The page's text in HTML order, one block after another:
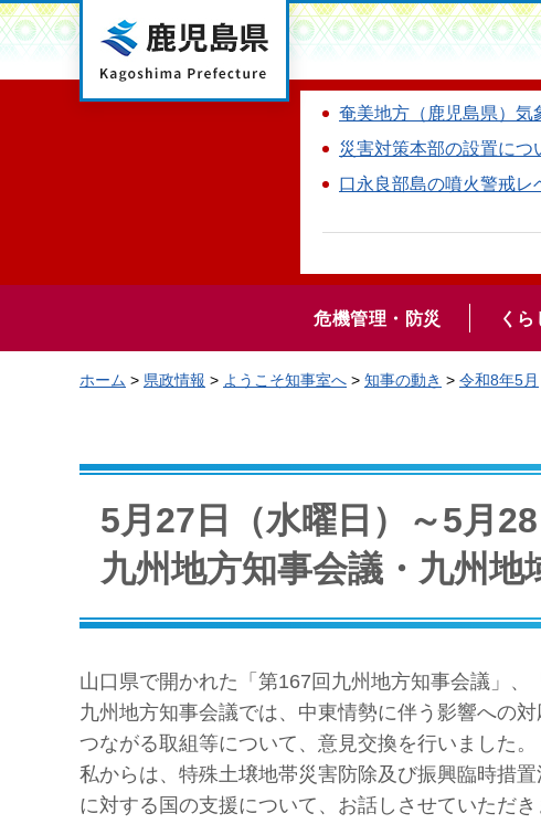
鹿児島県
奄美地方（鹿児島県）気
災害対策本部の設置につ
口永良部島の噴火警戒レ
危機管理・防災 く
ホーム > 県政情報 > ようこそ知事室へ > 知事の動き > 令和8年5月
5月27日（水曜日）～5月
九州地方知事会議・九州
山口県で開かれた「第167回九州地方知事会議」、
九州地方知事会議では、中東情勢に伴う影響への
つながる取組等について、意見交換を行いました。
私からは、特殊土壌地帯災害防除及び振興臨時措
に対する国の支援について、お話しさせていただき